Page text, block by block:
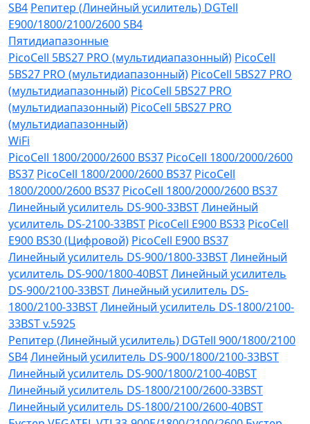
SB4 Репитер (Линейный усилитель) DGTell
Е900/1800/2100/2600 SB4
Пятидиапазонные
PicoCell 5BS27 PRO (мультидиапазонный) PicoCell
5BS27 PRO (мультидиапазонный) PicoCell 5BS27 PRO
(мультидиапазонный) PicoCell 5BS27 PRO
(мультидиапазонный) PicoCell 5BS27 PRO
(мультидиапазонный)
WiFi
PicoCell 1800/2000/2600 BS37 PicoCell 1800/2000/2600
BS37 PicoCell 1800/2000/2600 BS37 PicoCell
1800/2000/2600 BS37 PicoCell 1800/2000/2600 BS37
Линейный усилитель DS-900-33BSTЛинейный
усилитель DS-2100-33BST PicoCell E900 BS33 PicoCell
E900 BS30 (Цифровой) PicoCell E900 BS37
Линейный усилитель DS-900/1800-33BSTЛинейный
усилитель DS-900/1800-40BSTЛинейный усилитель
DS-900/2100-33BSTЛинейный усилитель DS-
1800/2100-33BSTЛинейный усилитель DS-1800/2100-
33BST v.5925
Репитер (Линейный усилитель) DGTell 900/1800/2100
SB4Линейный усилитель DS-900/1800/2100-33BST
Линейный усилитель DS-900/1800/2100-40BST
Линейный усилитель DS-1800/2100/2600-33BST
Линейный усилитель DS-1800/2100/2600-40BST